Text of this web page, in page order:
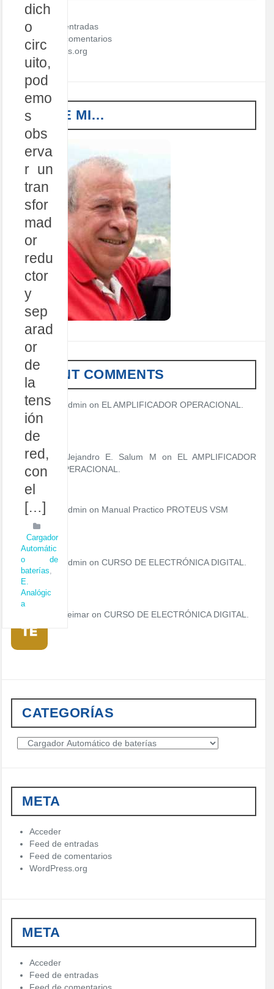
dich
o
circ
uito,
pod
emo
s
obs
erva
r un
tran
sfor
mad
or
redu
ctor
y
sep
arad
or
de
la
tens
ión
de
red,
con
el
[…]
Cargador
Automátic
o de
baterías,
E.
Analógic
a
Acceder
Feed de entradas
Feed de comentarios
WordPress.org
SOBRE MI…
RECENT COMMENTS
admin on EL AMPLIFICADOR OPERACIONAL.
Alejandro E. Salum M on EL AMPLIFICADOR
OPERACIONAL.
admin on Manual Practico PROTEUS VSM
admin on CURSO DE ELECTRÓNICA DIGITAL.
Teimar on CURSO DE ELECTRÓNICA DIGITAL.
CATEGORÍAS
C
r
a
s
META
Acceder
Feed de entradas
Feed de comentarios
WordPress.org
META
Acceder
Feed de entradas